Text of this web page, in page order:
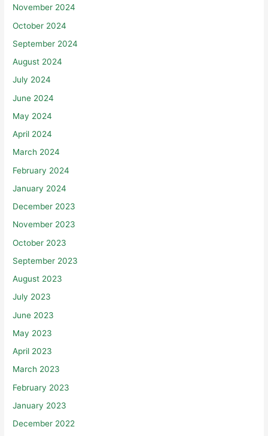
November 2024
October 2024
September 2024
August 2024
July 2024
June 2024
May 2024
April 2024
March 2024
February 2024
January 2024
December 2023
November 2023
October 2023
September 2023
August 2023
July 2023
June 2023
May 2023
April 2023
March 2023
February 2023
January 2023
December 2022